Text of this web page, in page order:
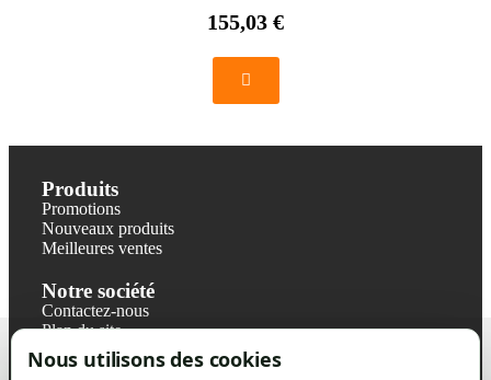
Nous utilisons des cookies
155,03 €
Produits
Promotions
Nouveaux produits
Meilleures ventes
Notre société
Contactez-nous
Plan du site
Magasin
Mentions légales